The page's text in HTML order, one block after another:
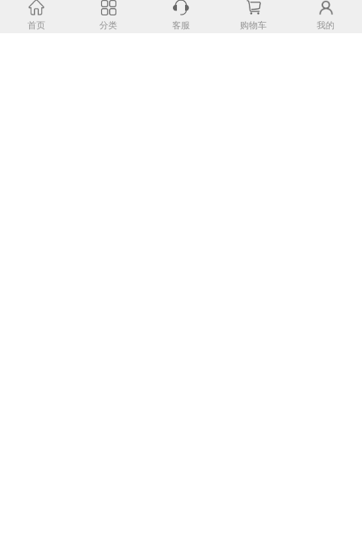
新西兰原产PITTER PATTER婴儿
鞋防滑宝宝鞋软底学步鞋
新西兰原产PITTER PATTER婴儿
鞋防滑宝宝鞋软底学步鞋
首页 分类 客服 购物车 我的